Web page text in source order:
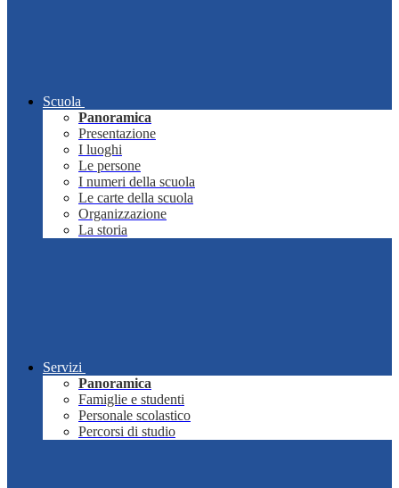
Scuola
Panoramica
Presentazione
I luoghi
Le persone
I numeri della scuola
Le carte della scuola
Organizzazione
La storia
Servizi
Panoramica
Famiglie e studenti
Personale scolastico
Percorsi di studio